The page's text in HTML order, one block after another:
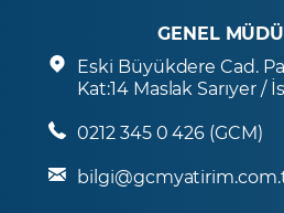
GENEL
Eski Büyükdere Cad.
Kat:14 Maslak Sarıyer /
0212 345 0 426 (GCM)